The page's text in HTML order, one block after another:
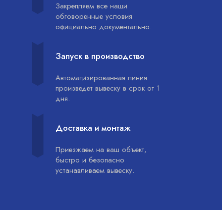
Закрепляем все наши
обговоренные условия
официально документально.
Запуск в производство
Автоматизированная линия
произведет вывеску в срок от 1
дня.
Доставка и монтаж
Приезжаем на ваш объект,
быстро и безопасно
устанавливаем вывеску.